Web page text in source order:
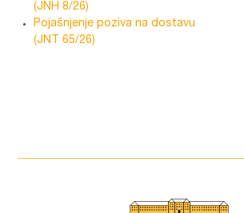
(JNH 8/26)
Pojašnjenje poziva na dostavu
(JNT 65/26)